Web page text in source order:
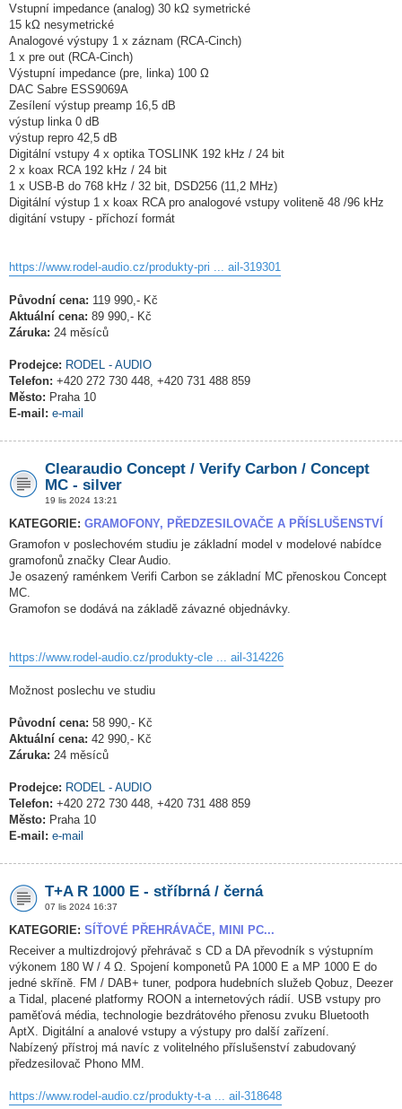
Vstupní impedance (analog) 30 kΩ symetrické
15 kΩ nesymetrické
Analogové výstupy 1 x záznam (RCA-Cinch)
1 x pre out (RCA-Cinch)
Výstupní impedance (pre, linka) 100 Ω
DAC Sabre ESS9069A
Zesílení výstup preamp 16,5 dB
výstup linka 0 dB
výstup repro 42,5 dB
Digitální vstupy 4 x optika TOSLINK 192 kHz / 24 bit
2 x koax RCA 192 kHz / 24 bit
1 x USB-B do 768 kHz / 32 bit, DSD256 (11,2 MHz)
Digitální výstup 1 x koax RCA pro analogové vstupy voliteně 48 /96 kHz
digitání vstupy - příchozí formát
https://www.rodel-audio.cz/produkty-pri ... ail-319301
Původní cena: 119 990,- Kč
Aktuální cena: 89 990,- Kč
Záruka: 24 měsíců
Prodejce: RODEL - AUDIO
Telefon: +420 272 730 448, +420 731 488 859
Město: Praha 10
E-mail: e-mail
Clearaudio Concept / Verify Carbon / Concept
MC - silver
19 lis 2024 13:21
KATEGORIE: GRAMOFONY, PŘEDZESILOVAČE A PŘÍSLUŠENSTVÍ
Gramofon v poslechovém studiu je základní model v modelové nabídce
gramofonů značky Clear Audio.
Je osazený raménkem Verifi Carbon se základní MC přenoskou Concept
MC.
Gramofon se dodává na základě závazné objednávky.
https://www.rodel-audio.cz/produkty-cle ... ail-314226
Možnost poslechu ve studiu
Původní cena: 58 990,- Kč
Aktuální cena: 42 990,- Kč
Záruka: 24 měsíců
Prodejce: RODEL - AUDIO
Telefon: +420 272 730 448, +420 731 488 859
Město: Praha 10
E-mail: e-mail
T+A R 1000 E - stříbrná / černá
07 lis 2024 16:37
KATEGORIE: SÍŤOVÉ PŘEHRÁVAČE, MINI PC...
Receiver a multizdrojový přehrávač s CD a DA převodník s výstupním
výkonem 180 W / 4 Ω. Spojení komponetů PA 1000 E a MP 1000 E do
jedné skříně. FM / DAB+ tuner, podpora hudebních služeb Qobuz, Deezer
a Tidal, placené platformy ROON a internetových rádií. USB vstupy pro
paměťová média, technologie bezdrátového přenosu zvuku Bluetooth
AptX. Digitální a analové vstupy a výstupy pro další zařízení.
Nabízený přístroj má navíc z volitelného příslušenství zabudovaný
předzesilovač Phono MM.
https://www.rodel-audio.cz/produkty-t-a ... ail-318648